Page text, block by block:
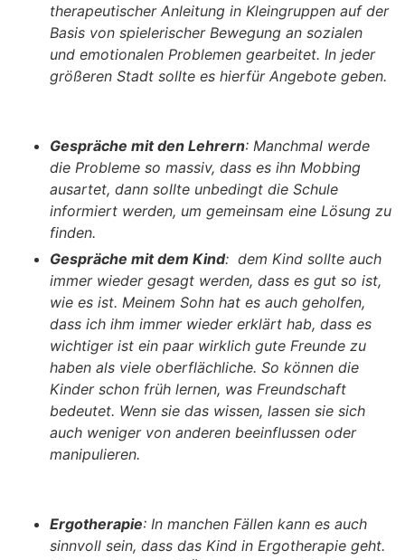
therapeutischer Anleitung in Kleingruppen auf der
Basis von spielerischer Bewegung an sozialen
und emotionalen Problemen gearbeitet. In jeder
größeren Stadt sollte es hierfür Angebote geben.
Gespräche mit den Lehrern: Manchmal werde
die Probleme so massiv, dass es ihn Mobbing
ausartet, dann sollte unbedingt die Schule
informiert werden, um gemeinsam eine Lösung zu
finden.
Gespräche mit dem Kind: dem Kind sollte auch
immer wieder gesagt werden, dass es gut so ist,
wie es ist. Meinem Sohn hat es auch geholfen,
dass ich ihm immer wieder erklärt hab, dass es
wichtiger ist ein paar wirklich gute Freunde zu
haben als viele oberflächliche. So können die
Kinder schon früh lernen, was Freundschaft
bedeutet. Wenn sie das wissen, lassen sie sich
auch weniger von anderen beeinflussen oder
manipulieren.
Ergotherapie: In manchen Fällen kann es auch
sinnvoll sein, dass das Kind in Ergotherapie geht.